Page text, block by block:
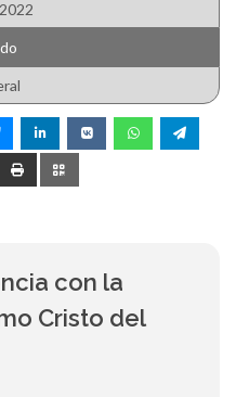
con la
Cristo del